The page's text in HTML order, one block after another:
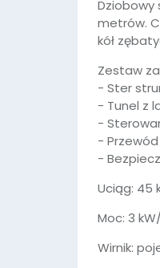
Dziobowy
metrów.
kół
Zestaw
- Ster
- Tunel z
-
- Przewód
-
Uciąg: 45
Moc: 3
Wirnik: